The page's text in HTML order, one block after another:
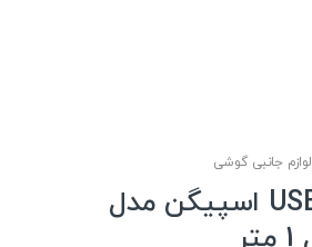
لوازم جانبی گوشی
کابل تبدیل USB-C اسپیگن مدل